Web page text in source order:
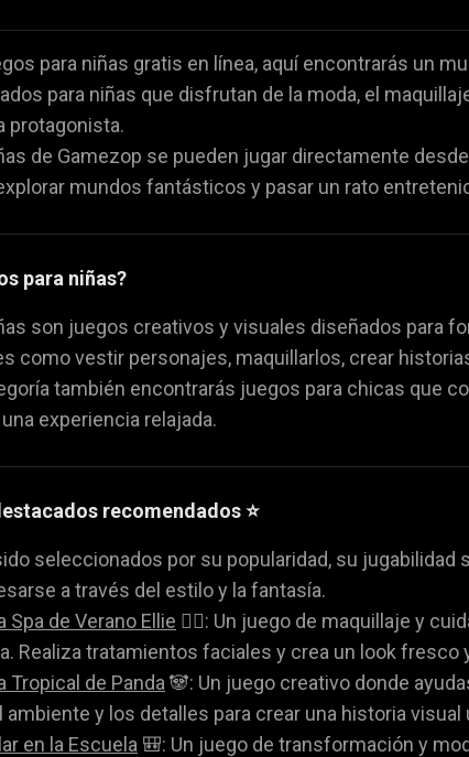
🍇 Juegos de Frutas 💡 juegos de IQ 🌱
👻 Juegos de Miedo ♠️ Juegos de Cartas
🚁 Juegos de volar 🐴 Juegos de animales
para niñas gratis en línea, aquí encontrarás un
para niñas que disfrutan de la moda, el
protagonista.
de Gamezop se pueden jugar directamente
mundos fantásticos y pasar un rato
para niñas?
son juegos creativos y visuales diseñados para
como vestir personajes, maquillarlos, crear
también encontrarás juegos para chicas que
experiencia relajada.
recomendados ⭐
seleccionados por su popularidad, su jugabilidad
a través del estilo y la fantasía.
Spa de Verano Ellie 💆‍♀️: Un juego de maquillaje y
Realiza tratamientos faciales y crea un look fresco
Tropical de Panda 🐼: Un juego creativo donde
ambiente y los detalles para crear una historia visual
en la Escuela 🎒: Un juego de transformación y